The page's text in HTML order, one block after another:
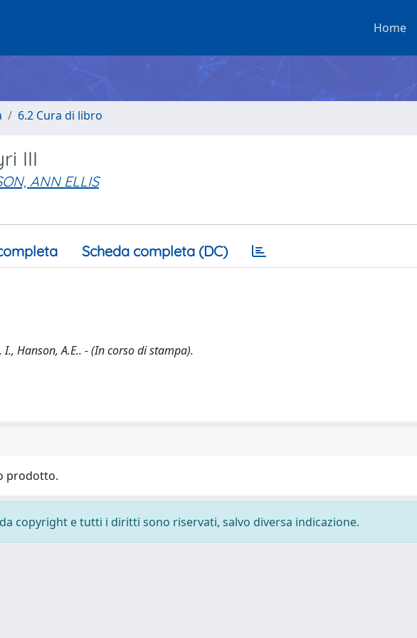
Home
6.2 Cura di libro
III
ANN ELLIS
Scheda completa (DC)
Hanson, A.E.. - (In corso di stampa).
prodotto.
copyright e tutti i diritti sono riservati, salvo diversa indicazione.